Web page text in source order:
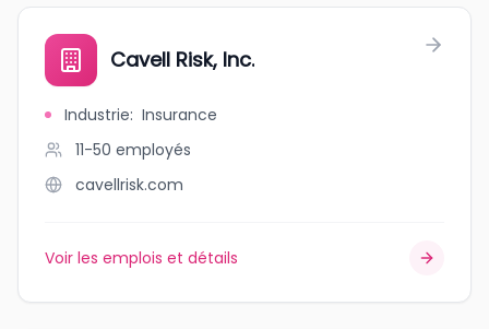
Cavell Risk, Inc.
Industrie: Insurance
11-50 employés
cavellrisk.com
Voir les emplois et détails